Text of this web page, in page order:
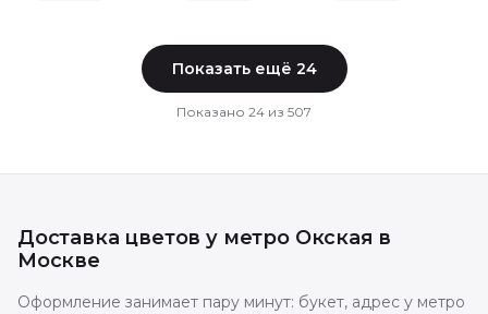
Показать ещё 24
Показано 24 из 507
Доставка цветову метро Окская в
Москве
Оформление занимает пару минут: букет, адрес у метро